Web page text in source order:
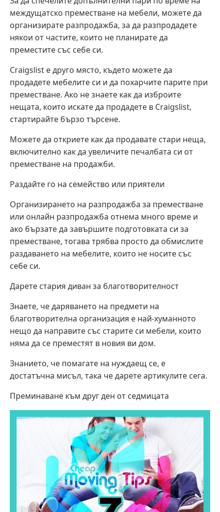
междущатско преместване на мебели, можете да
организирате разпродажба, за да разпродадете
някои от частите, които не планирате да
преместите със себе си.
Craigslist е друго място, където можете да
продадете мебелите си и да похарчите парите при
преместване. Ако не знаете как да изброите
нещата, които искате да продадете в Craigslist,
стартирайте бързо търсене.
Можете да откриете как да продавате стари неща,
включително как да увеличите печалбата си от
преместване на продажби.
Раздайте го на семейство или приятели
Организирането на разпродажба за преместване
или онлайн разпродажба отнема много време и
ако бързате да завършите подготовката си за
преместване, тогава трябва просто да обмислите
раздаването на мебелите, които не носите със
себе си.
Дарете стария диван за благотворителност
Знаете, че даряването на предмети на
благотворителна организация е най-хуманното
нещо да направите със старите си мебели, които
няма да се преместят в новия ви дом.
Знанието, че помагате на нуждаещ се, е
достатъчна мисъл, така че дарете артикулите сега.
Преминаване към друг ден от седмицата